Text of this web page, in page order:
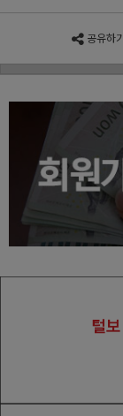
공유하기